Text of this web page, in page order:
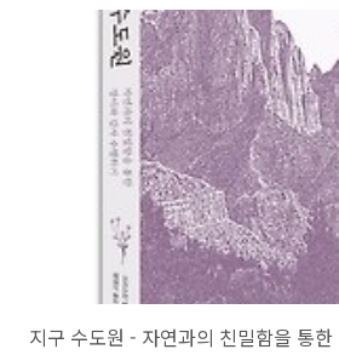
당시에는 한국적인 판타지를 창작하려는 이들
제공하고 싶다는 열의가 있었다. 이를 위해 우리
담긴 한국 신화와 전설을 바탕으로 신비한 보물,
당, 예언자와 예언, 기상이변과 자연재해, 신(神
깨비, 사후 세계와 환생, UFO와 외계인, 신선과